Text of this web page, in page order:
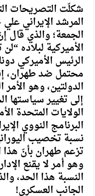
شكلّت التصريحات
المرشد الإيراني
الجمعة؛ والذي قال
الأميركية لبلاده
الرئيس الأميركي
محتمل ضد طهران،
الدولتين، وهو
إلى تغيير
الولايات المتحدة
البرنامج النووي
تزعم طهران بأنّ هذا
وهو أمر لا يقنع
النسبة هذا الحد،
الجانب العسكري!